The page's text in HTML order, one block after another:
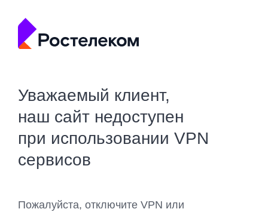
Уважаемый клиент,
наш сайт недоступен
при использовании VPN
сервисов
Пожалуйста, отключите VPN или